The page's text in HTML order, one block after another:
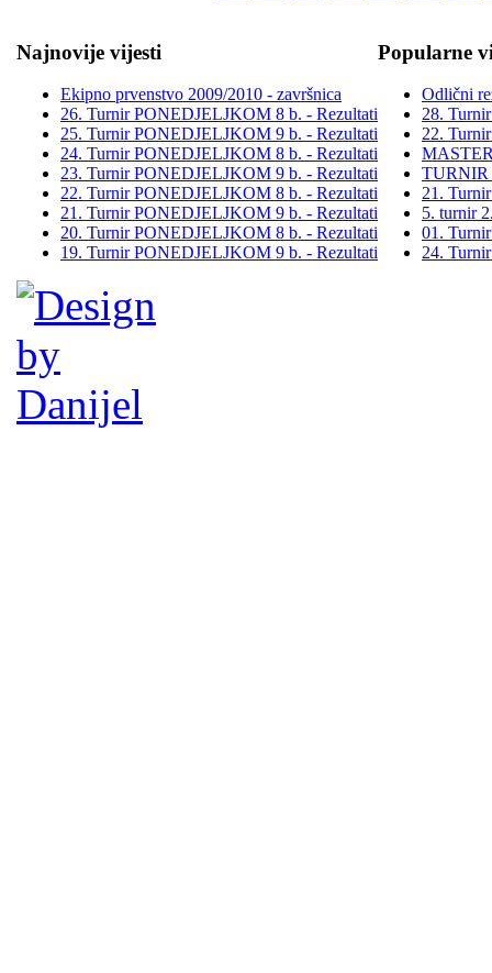
Najnovije vijesti
Ekipno prvenstvo 2009/2010 - završnica
26. Turnir PONEDJELJKOM 8 b. - Rezultati
25. Turnir PONEDJELJKOM 9 b. - Rezultati
24. Turnir PONEDJELJKOM 8 b. - Rezultati
23. Turnir PONEDJELJKOM 9 b. - Rezultati
22. Turnir PONEDJELJKOM 8 b. - Rezultati
21. Turnir PONEDJELJKOM 9 b. - Rezultati
20. Turnir PONEDJELJKOM 8 b. - Rezultati
19. Turnir PONEDJELJKOM 9 b. - Rezultati
Popularne
Odlični
28.
22.
TURNIR
21.
5. turnir
01.
24.